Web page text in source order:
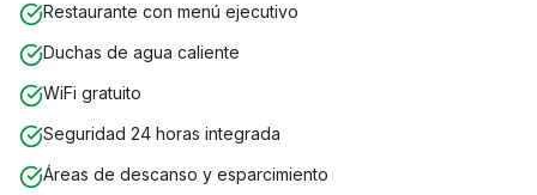
Restaurante con menú ejecutivo
Duchas de agua caliente
WiFi gratuito
Seguridad 24 horas integrada
Áreas de descanso y esparcimiento